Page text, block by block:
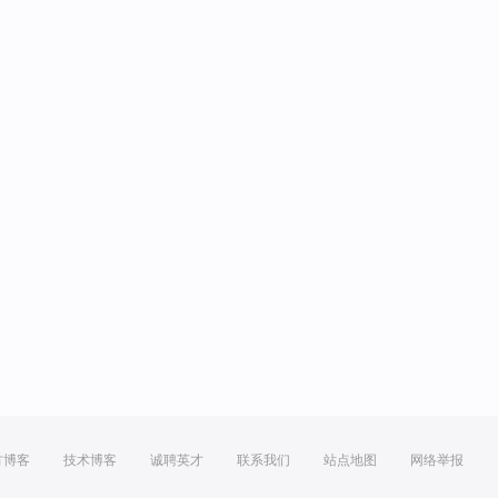
博客 技术博客 诚聘英才 联系我们 站点地图 网络举报